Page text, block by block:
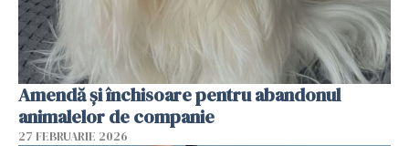
Amendă și închisoare pentru abandonul
animalelor de companie
27 FEBRUARIE 2026